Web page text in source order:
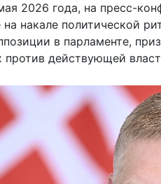
2026 года, на пресс-
накале политической
в парламенте,
против действующей